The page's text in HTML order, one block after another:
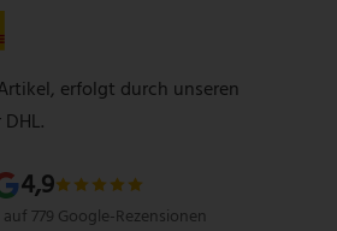
erfolgt durch unseren
4,9
779 Google-Rezensionen